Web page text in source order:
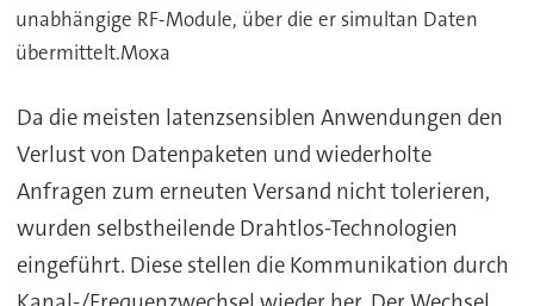
unabhängige RF-Module, über die er simultan Daten
übermittelt.Moxa
Da die meisten latenzsensiblen Anwendungen den
Verlust von Datenpaketen und wiederholte
Anfragen zum erneuten Versand nicht tolerieren,
wurden selbstheilende Drahtlos-Technologien
eingeführt. Diese stellen die Kommunikation durch